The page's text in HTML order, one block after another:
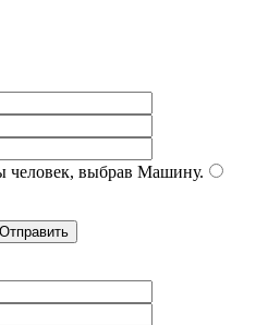
человек, выбрав Машину.